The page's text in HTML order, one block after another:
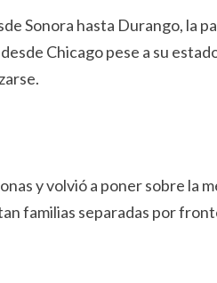
Sonora hasta Durango, la
Chicago pese a su
y volvió a poner sobre la
familias separadas por